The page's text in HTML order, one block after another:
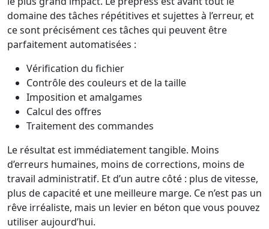
domaine des tâches répétitives et sujettes à l’erreur, et
ce sont précisément ces tâches qui peuvent être
parfaitement automatisées :
Vérification du fichier
Contrôle des couleurs et de la taille
Imposition et amalgames
Calcul des offres
Traitement des commandes
Le résultat est immédiatement tangible. Moins
d’erreurs humaines, moins de corrections, moins de
travail administratif. Et d’un autre côté : plus de vitesse,
plus de capacité et une meilleure marge. Ce n’est pas un
rêve irréaliste, mais un levier en béton que vous pouvez
utiliser aujourd’hui.